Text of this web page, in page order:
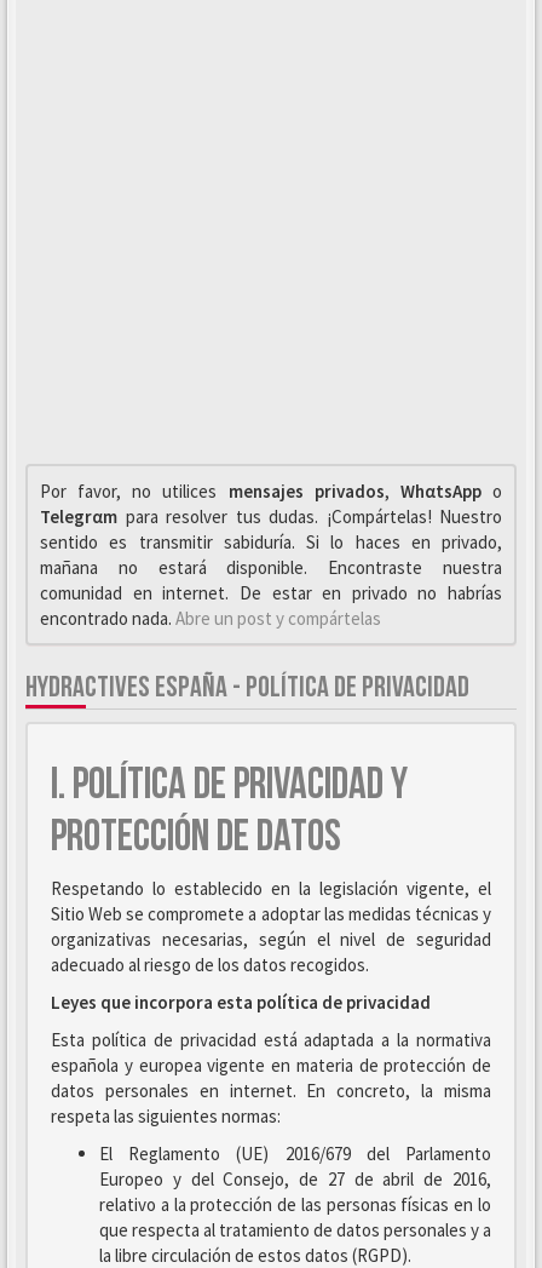
Por favor, no utilices mensajes privados, WhαtsAppo
Telegrαm para resolver tus dudas. ¡Compártelas! Nuestro
sentido es transmitir sabiduría. Si lo haces en privado,
mañana no estará disponible. Encontraste nuestra
comunidad en internet. De estar en privado no habrías
encontrado nada. Abre un post y compártelas
HYDRACTIVES ESPAÑA - POLÍTICA DE PRIVACIDAD
I. POLÍTICA DE PRIVACIDAD Y
PROTECCIÓN DE DATOS
Respetando lo establecido en la legislación vigente, el
Sitio Web se compromete a adoptar las medidas técnicas y
organizativas necesarias, según el nivel de seguridad
adecuado al riesgo de los datos recogidos.
Leyes que incorpora esta política de privacidad
Esta política de privacidad está adaptada a la normativa
española y europea vigente en materia de protección de
datos personales en internet. En concreto, la misma
respeta las siguientes normas:
El Reglamento (UE) 2016/679 del Parlamento
Europeo y del Consejo, de 27 de abril de 2016,
relativo a la protección de las personas físicas en lo
que respecta al tratamiento de datos personales y a
la libre circulación de estos datos (RGPD).